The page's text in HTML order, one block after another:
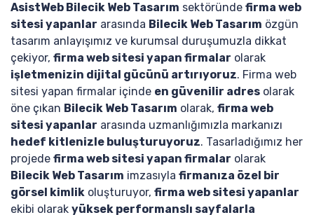
AsistWeb Bilecik Web Tasarım sektöründe firma web
sitesi yapanlar arasında Bilecik Web Tasarım özgün
tasarım anlayışımız ve kurumsal duruşumuzla dikkat
çekiyor, firma web sitesi yapan firmalar olarak
işletmenizin dijital gücünü artırıyoruz. Firma web
sitesi yapan firmalar içinde en güvenilir adres olarak
öne çıkan Bilecik Web Tasarım olarak, firma web
sitesi yapanlar arasında uzmanlığımızla markanızı
hedef kitlenizle buluşturuyoruz. Tasarladığımız her
projede firma web sitesi yapan firmalar olarak
Bilecik Web Tasarım imzasıyla firmanıza özel bir
görsel kimlik oluşturuyor, firma web sitesi yapanlar
ekibi olarak yüksek performanslı sayfalarla